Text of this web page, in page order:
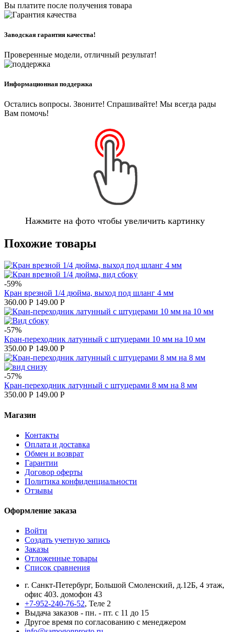
Вы платите после получения товара
Заводская гарантия качества!
Проверенные модели, отличный результат!
Информационная поддержка
Остались вопросы. Звоните! Спрашивайте! Мы всегда рады
Вам помочь!
Нажмите на фото чтобы увеличить картинку
Похожие товары
-59%
Кран врезной 1/4 дюйма, выход под шланг 4 мм
360.00 Р 149.00 Р
-57%
Кран-переходник латунный с штуцерами 10 мм на 10 мм
350.00 Р 149.00 Р
-57%
Кран-переходник латунный с штуцерами 8 мм на 8 мм
350.00 Р 149.00 Р
Магазин
Контакты
Оплата и доставка
Обмен и возврат
Гарантии
Договор оферты
Политика конфиденциальности
Отзывы
Оформление заказа
Войти
Создать учетную запись
Заказы
Отложенные товары
Список сравнения
г. Санкт-Петербург, Большой Смоленский, д.12Б, 4 этаж,
офис 403. домофон 43
+7-952-240-76-52, Теле 2
Выдача заказов - пн. - пт. с 11 до 15
Другое время по согласованию с менеджером